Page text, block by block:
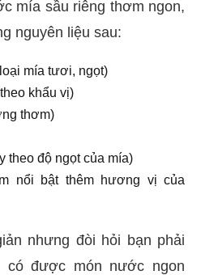
mía sầu riêng thơm ngon,
nguyên liệu sau:
mía tươi, ngọt)
khẩu vị)
thơm)
theo độ ngọt của mía)
nổi bật thêm hương vị của
nhưng đòi hỏi bạn phải
có được món nước ngon